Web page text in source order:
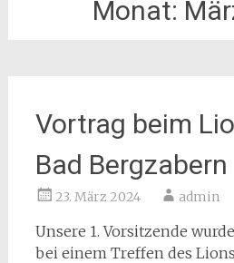
Monat:
Vortrag beim
Bad Bergzabern
23. März 2024 admin
Unsere 1. Vorsitzende
bei einem Treffen des